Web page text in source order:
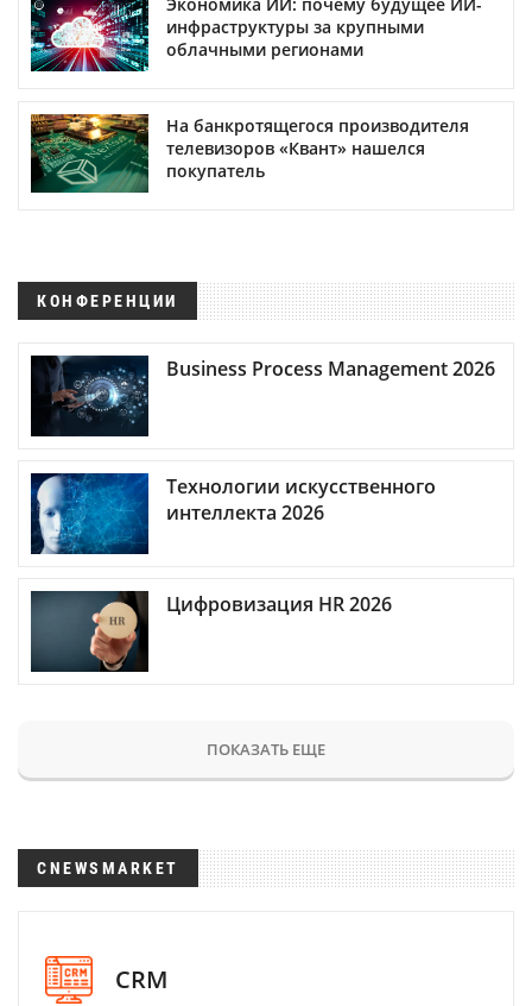
инфраструктуры за крупными
облачными регионами
На банкротящегося производителя
телевизоров «Квант» нашелся
покупатель
КОНФЕРЕНЦИИ
Business Process Management 2026
Технологии искусственного
интеллекта 2026
Цифровизация HR 2026
ПОКАЗАТЬ ЕЩЕ
CNEWSMARKET
CRM